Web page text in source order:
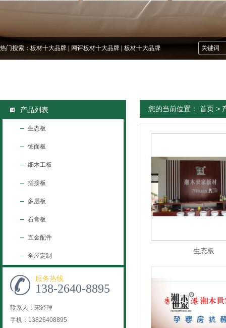
热门搜索： 板材十大品牌 网评板材十大品牌 板材十大品牌
您的当前位置： 首页 >
生态板
产品列表
生态板
饰面板
细木工板
指接板
多层板
石膏板
五金配件
全屋定制
服务热线
138-2640-8895
联系人：宋经理
手机：13826408895